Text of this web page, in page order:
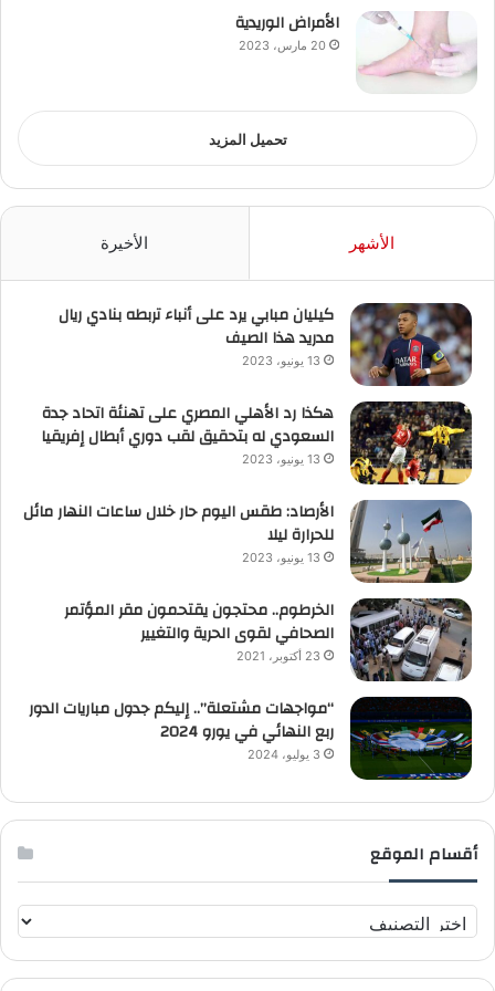
الأمراض الوريدية
20 مارس، 2023
تحميل المزيد
الأشهر الأخيرة
كيليان مبابي يرد على أنباء تربطه بنادي ريال
مدريد هذا الصيف
13 يونيو، 2023
هكذا رد الأهلي المصري على تهنئة اتحاد جدة
السعودي له بتحقيق لقب دوري أبطال إفريقيا
13 يونيو، 2023
الأرصاد: طقس اليوم حار خلال ساعات النهار مائل
للحرارة ليلا
13 يونيو، 2023
الخرطوم.. محتجون يقتحمون مقر المؤتمر
الصحافي لقوى الحرية والتغيير
23 أكتوبر، 2021
“مواجهات مشتعلة”.. إليكم جدول مباريات الدور
ربع النهائي في يورو 2024
3 يوليو، 2024
أقسام الموقع
ق
س